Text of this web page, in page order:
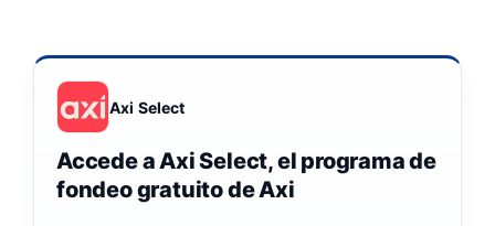
Axi Select
Accede a Axi Select, el programa de
fondeo gratuito de Axi